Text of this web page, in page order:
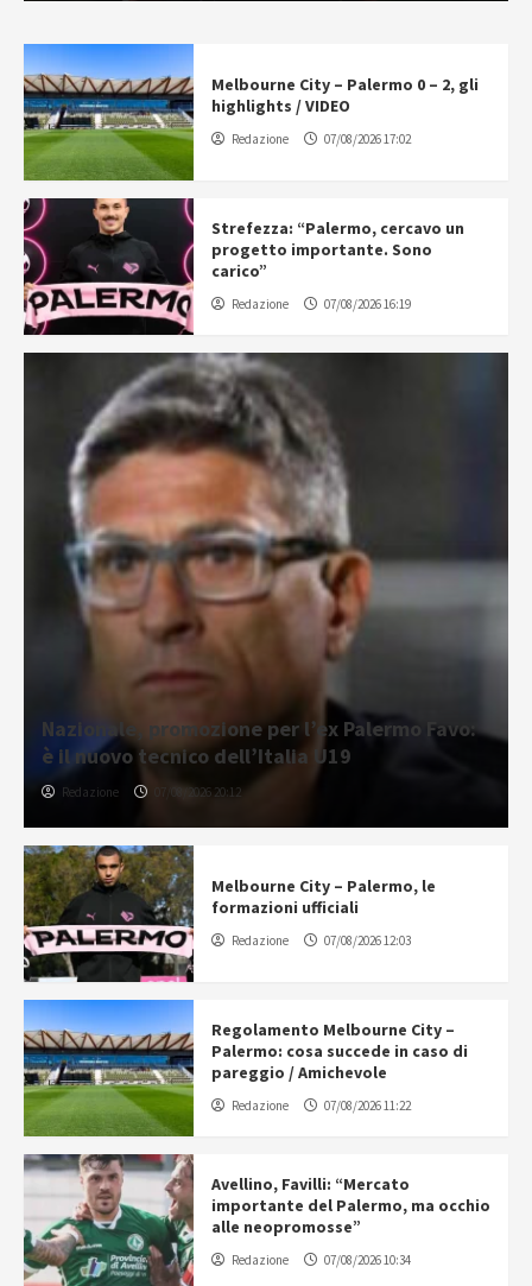
Melbourne City – Palermo 0 – 2, gli
highlights / VIDEO
Redazione 07/08/2026 17:02
Strefezza: “Palermo, cercavo un
progetto importante. Sono
carico”
Redazione 07/08/2026 16:19
Nazionale, promozione per l’ex Palermo Favo:
è il nuovo tecnico dell’Italia U19
Redazione 07/08/2026 20:12
Melbourne City – Palermo, le
formazioni ufficiali
Redazione 07/08/2026 12:03
Regolamento Melbourne City –
Palermo: cosa succede in caso di
pareggio / Amichevole
Redazione 07/08/2026 11:22
Avellino, Favilli: “Mercato
importante del Palermo, ma occhio
alle neopromosse”
Redazione 07/08/2026 10:34